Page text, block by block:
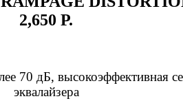
2,650 Р.
70 дБ, высокоэффективная
эквалайзера